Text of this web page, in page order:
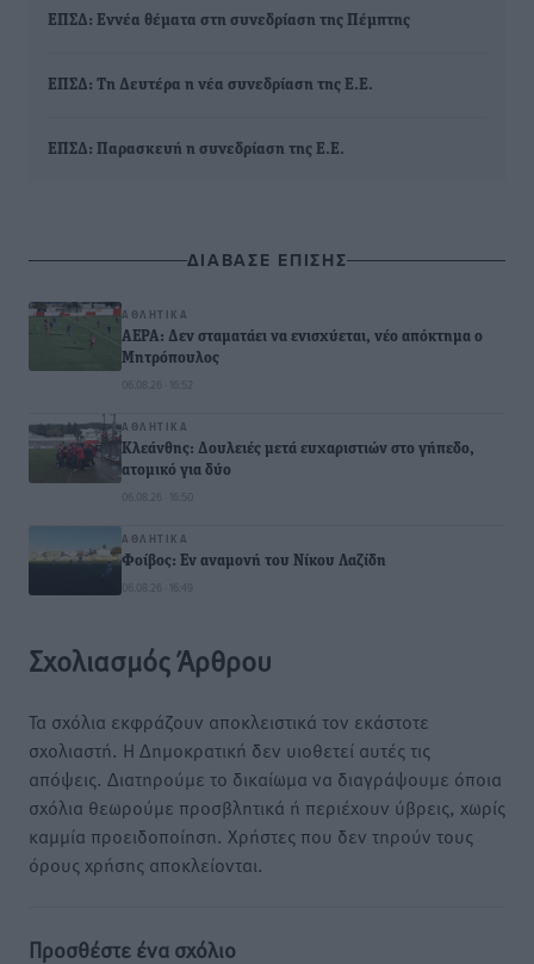
ΕΠΣΔ: Εννέα θέματα στη συνεδρίαση της Πέμπτης
ΕΠΣΔ: Τη Δευτέρα η νέα συνεδρίαση της Ε.Ε.
ΕΠΣΔ: Παρασκευή η συνεδρίαση της Ε.Ε.
ΔΙΑΒΑΣΕ ΕΠΙΣΗΣ
ΑΘΛΗΤΙΚΆ
ΑΕΡΑ: Δεν σταματάει να ενισχύεται, νέο απόκτημα ο
Μητρόπουλος
06.08.26 · 16:52
ΑΘΛΗΤΙΚΆ
Κλεάνθης: Δουλειές μετά ευχαριστιών στο γήπεδο,
ατομικό για δύο
06.08.26 · 16:50
ΑΘΛΗΤΙΚΆ
Φοίβος: Εν αναμονή του Νίκου Λαζίδη
06.08.26 · 16:49
Σχολιασμός Άρθρου
Τα σχόλια εκφράζουν αποκλειστικά τον εκάστοτε
σχολιαστή. Η Δημοκρατική δεν υιοθετεί αυτές τις
απόψεις. Διατηρούμε το δικαίωμα να διαγράψουμε όποια
σχόλια θεωρούμε προσβλητικά ή περιέχουν ύβρεις, χωρίς
καμμία προειδοποίηση. Χρήστες που δεν τηρούν τους
όρους χρήσης αποκλείονται.
Προσθέστε ένα σχόλιο